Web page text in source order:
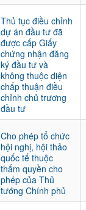
Thủ tục điều chỉnh
dự án đầu tư đã
được cấp Giấy
chứng nhận đăng
ký đầu tư và
không thuộc diện
chấp thuận điều
chỉnh chủ trương
đầu tư
Cho phép tổ chức
hội nghị, hội thảo
quốc tế thuộc
thẩm quyền cho
phép của Thủ
tướng Chính phủ